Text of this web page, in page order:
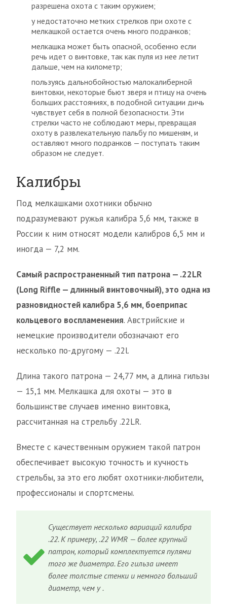
разрешена охота с таким оружием;
у недостаточно метких стрелков при охоте с
мелкашкой остается очень много подранков;
мелкашка может быть опасной, особенно если
речь идет о винтовке, так как пуля из нее летит
дальше, чем на километр;
пользуясь дальнобойностью малокалиберной
винтовки, некоторые бьют зверя и птицу на очень
больших расстояниях, в подобной ситуации дичь
чувствует себя в полной безопасности. Эти
стрелки часто не соблюдают меры, превращая
охоту в развлекательную пальбу по мишеням, и
оставляют много подранков — поступать таким
образом не следует.
Калибры
Под мелкашками охотники обычно
подразумевают ружья калибра 5,6 мм, также в
России к ним относят модели калибров 6,5 мм и
иногда — 7,2 мм.
Самый распространенный тип патрона — .22LR
(Long Riffle — длинный винтовочный), это одна из
разновидностей калибра 5,6 мм, боеприпас
кольцевого воспламенения. Австрийские и
немецкие производители обозначают его
несколько по-другому — .22l.
Длина такого патрона — 24,77 мм, а длина гильзы
— 15,1 мм. Мелкашка для охоты — это в
большинстве случаев именно винтовка,
рассчитанная на стрельбу .22LR.
Вместе с качественным оружием такой патрон
обеспечивает высокую точность и кучность
стрельбы, за это его любят охотники-любители,
профессионалы и спортсмены.
Существует несколько вариаций калибра
.22. К примеру, .22 WMR — более крупный
патрон, который комплектуется пулями
того же диаметра. Его гильза имеет
более толстые стенки и немного больший
диаметр, чем у .